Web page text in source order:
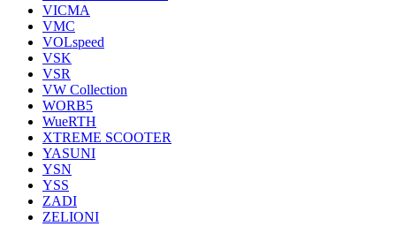
VICMA
VMC
VOLspeed
VSK
VSR
VW Collection
WORB5
WueRTH
XTREME SCOOTER
YASUNI
YSN
YSS
ZADI
ZELIONI